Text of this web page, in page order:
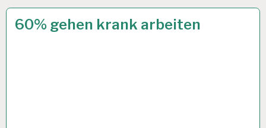
12-
STUNDEN-
60% gehen krank arbeiten
4 OKT. 2024